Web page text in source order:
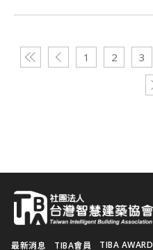
1 2 3
最新消息 TIBA會員 TIBA AWARD